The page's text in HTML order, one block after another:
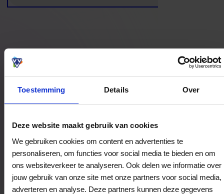
Toestemming Details Over
Deze website maakt gebruik van cookies
We gebruiken cookies om content en advertenties te
personaliseren, om functies voor social media te bieden en om
ons websiteverkeer te analyseren. Ook delen we informatie over
jouw gebruik van onze site met onze partners voor social media,
adverteren en analyse. Deze partners kunnen deze gegevens
Bestedingslocaties
Wellness Sittard-Fitland Thermen &
Beauty
Milaanstraat 125
6135LH Sittard